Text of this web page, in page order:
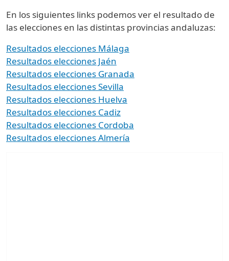
En los siguientes links podemos ver el resultado de
las elecciones en las distintas provincias andaluzas:
Resultados elecciones Málaga
Resultados elecciones Jaén
Resultados elecciones Granada
Resultados elecciones Sevilla
Resultados elecciones Huelva
Resultados elecciones Cadiz
Resultados elecciones Cordoba
Resultados elecciones Almería